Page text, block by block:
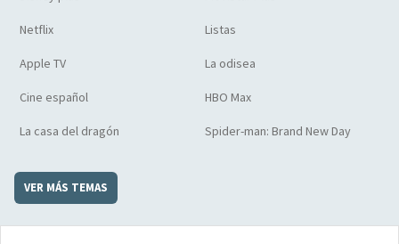
Netflix Listas
Apple TV La odisea
Cine español HBO Max
La casa del dragón Spider-man: Brand New Day
VER MÁS TEMAS